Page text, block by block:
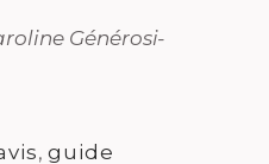
Générosi-
, guide